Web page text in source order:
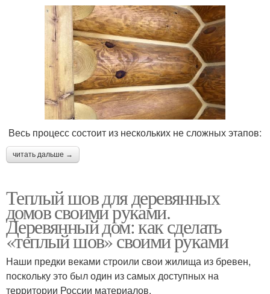
Весь процесс состоит из нескольких не сложных этапов:
читать дальше →
Теплый шов для деревянных
домов своими руками.
Деревянный дом: как сделать
«теплый шов» своими руками
Наши предки веками строили свои жилища из бревен,
поскольку это был один из самых доступных на
территории России материалов.